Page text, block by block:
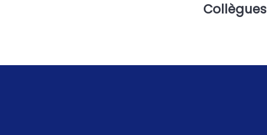
Collègues